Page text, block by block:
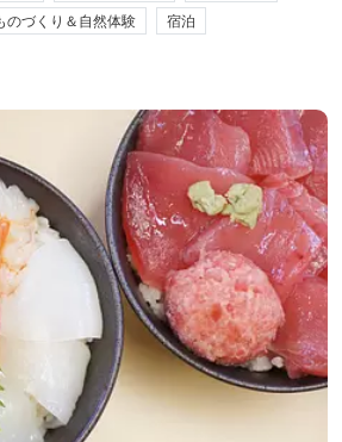
のづくり＆自然体験
宿泊